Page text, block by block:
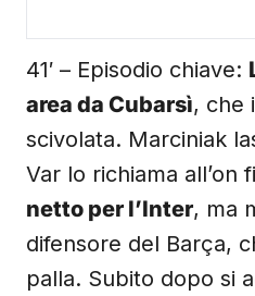
41′ – Episodio chiave:
area da Cubarsì, che
scivolata. Marciniak
Var lo richiama all’on
netto per l’Inter, ma
difensore del Barça,
palla. Subito dopo si